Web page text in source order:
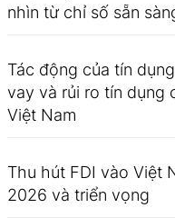
nhìn từ chỉ số sẵn
Tác động của tín
vay và rủi ro tín dụng
Việt Nam
Thu hút FDI vào Việt
2026 và triển vọng